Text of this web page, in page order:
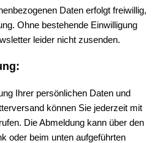
Daten erfolgt freiwillig,
Ohne bestehende Einwilligung
leider nicht zusenden.
Ihrer persönlichen Daten und
können Sie jederzeit mit
Die Abmeldung kann über den
oder beim unten aufgeführten